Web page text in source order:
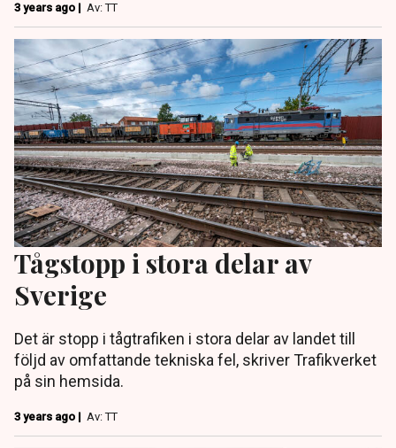
3 years ago | Av: TT
Tågstopp i stora delar av
Sverige
Det är stopp i tågtrafiken i stora delar av landet till
följd av omfattande tekniska fel, skriver Trafikverket
på sin hemsida.
3 years ago | Av: TT